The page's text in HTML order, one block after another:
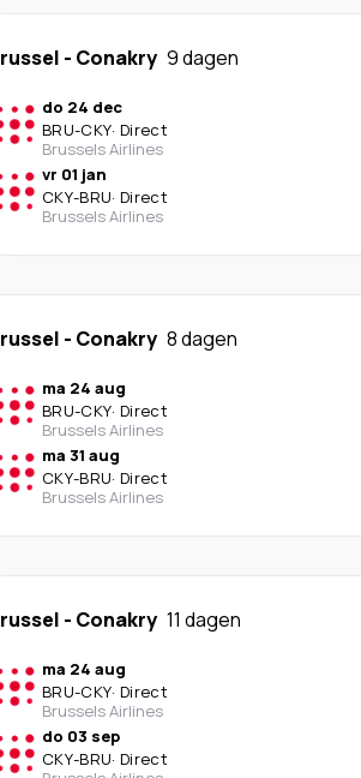
- Conakry 9 dagen
do 24 dec
BRU-CKY· Direct
Brussels Airlines
vr 01 jan
CKY-BRU· Direct
Brussels Airlines
- Conakry 8 dagen
ma 24 aug
BRU-CKY· Direct
Brussels Airlines
ma 31 aug
CKY-BRU· Direct
Brussels Airlines
- Conakry 11 dagen
ma 24 aug
BRU-CKY· Direct
Brussels Airlines
do 03 sep
CKY-BRU· Direct